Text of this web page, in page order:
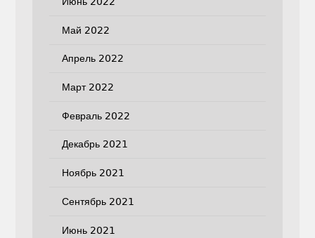
Май 2022
Апрель 2022
Март 2022
Февраль 2022
Декабрь 2021
Ноябрь 2021
Сентябрь 2021
Июнь 2021